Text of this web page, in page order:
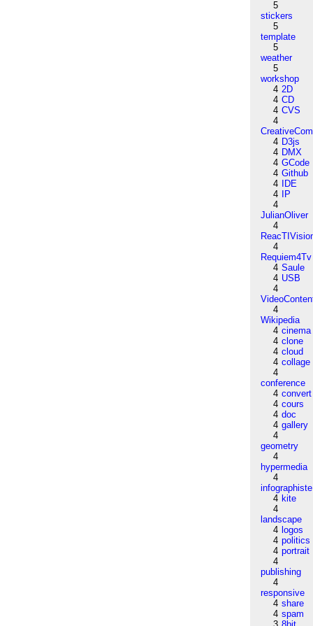
5
stickers
5
template
5
weather
5
workshop
4 2D
4 CD
4 CVS
4
4 D3js
4 DMX
4 GCode
4 Github
4
IDE
4
IP
4
JulianOliver
4
4
Requiem4Tv
4 Saule
4 USB
4
4
Wikipedia
4 cinema
4 clone
4 cloud
4 collage
4
conference
4 convert
4 cours
4 doc
4 gallery
4
geometry
4
hypermedia
4
infographiste
4 kite
4
landscape
4 logos
4 politics
4 portrait
4
publishing
4
responsive
4 share
4 spam